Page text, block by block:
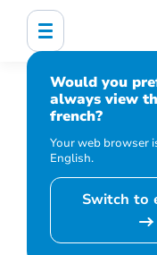
Would you
always view
french?
Your web browser
English.
Switch to
Accueil
Programmation et
et activités